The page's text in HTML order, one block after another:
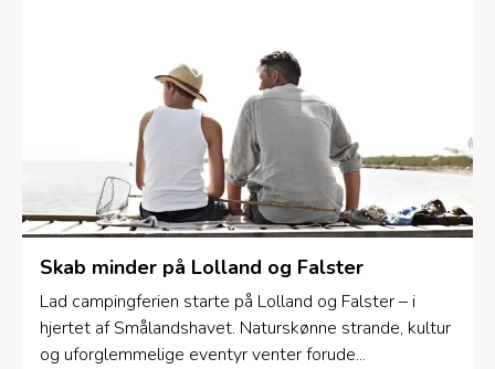
Skab minder på Lolland og Falster
Lad campingferien starte på Lolland og Falster – i
hjertet af Smålandshavet. Naturskønne strande, kultur
og uforglemmelige eventyr venter forude...